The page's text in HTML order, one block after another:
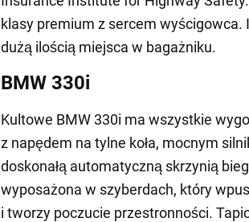
klasy premium z sercem wyścigowca.
dużą ilością miejsca w bagażniku.
BMW 330i
Kultowe BMW 330i ma wszystkie
z napędem na tylne koła, mocnym
doskonałą automatyczną skrzynią
wyposażona w szyberdach, który
i tworzy poczucie przestronności.